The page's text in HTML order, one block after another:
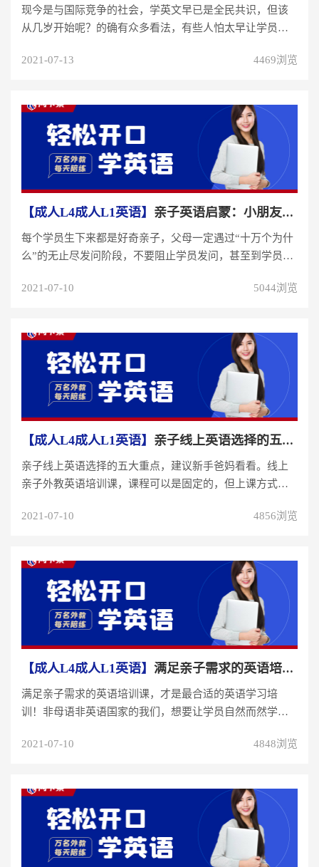
现今是与国际竞争的社会，学英文早已是全民共识，但该
从几岁开始呢？的确有众多看法，有些人怕太早让学员接
2021-07-13
4469浏览
【成人L4成人L1英语】 亲子英语启蒙：小朋友学英语难在哪？
每个学员生下来都是好奇亲子，父母一定遇过“十万个为什
么”的无止尽发问阶段，不要阻止学员发问，甚至到学员上
2021-07-10
5044浏览
【成人L4成人L1英语】 亲子线上英语选择的五大重点，建议新手爸妈看看
亲子线上英语选择的五大重点，建议新手爸妈看看。线上
亲子外教英语培训课，课程可以是固定的，但上课方式应
2021-07-10
4856浏览
【成人L4成人L1英语】 满足亲子需求的英语培训课，才是最合适的英语学习培...
满足亲子需求的英语培训课，才是最合适的英语学习培
训！非母语非英语国家的我们，想要让学员自然而然学习
2021-07-10
4848浏览